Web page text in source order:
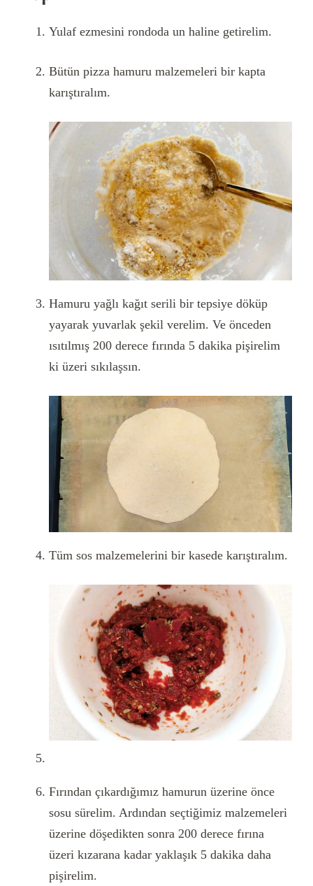
Yulaf ezmesini rondoda un haline getirelim.
Bütün pizza hamuru malzemeleri bir kapta
karıştıralım.
Hamuru yağlı kağıt serili bir tepsiye döküp
yayarak yuvarlak şekil verelim. Ve önceden
ısıtılmış 200 derece fırında 5 dakika pişirelim
ki üzeri sıkılaşsın.
Tüm sos malzemelerini bir kasede karıştıralım.
Fırından çıkardığımız hamurun üzerine önce
sosu sürelim. Ardından seçtiğimiz malzemeleri
üzerine döşedikten sonra 200 derece fırına
üzeri kızarana kadar yaklaşık 5 dakika daha
pişirelim.